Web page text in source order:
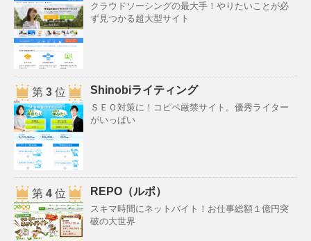
クラウドソーシングの最大手！やりたいことが必
ず見つかる超大型サイト
第 3位 Shinobiライティング
ＳＥＯ対策に！コピペ厳禁サイト。優秀ライター
がいっぱい
第 4位 REPO（ルポ）
スキマ時間にネットバイト！お仕事総額１億円突
破の大世界